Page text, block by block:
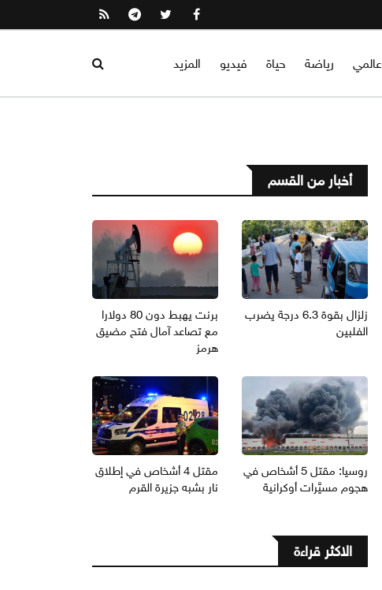
عالمي رياضة حياة فيديو المزيد
أخبار من القسم
زلزال بقوة 6.3 درجة يضرب
الفلبين
برنت يهبط دون 80 دولارا
مع تصاعد آمال فتح مضيق
هرمز
روسيا: مقتل 5 أشخاص في
هجوم مسيَّرات أوكرانية
مقتل 4 أشخاص في إطلاق
نار بشبه جزيرة القرم
الاكثر قراءة